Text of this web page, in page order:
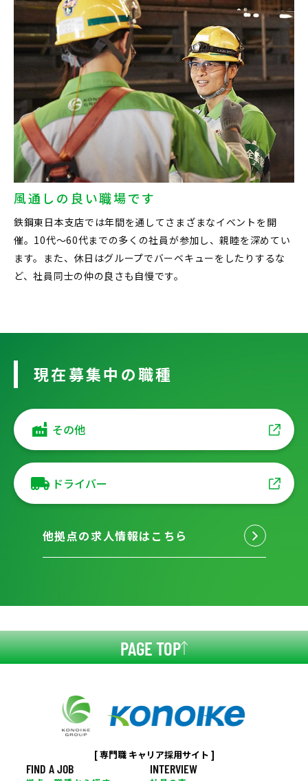
風通しの良い職場です
鉄鋼東日本支店では年間を通してさまざまなイベントを開
催。10代〜60代までの多くの社員が参加し、親睦を深めてい
ます。また、休日はグループでバーベキューをしたりするな
ど、社員同士の仲の良さも自慢です。
現在募集中の職種
その他
ドライバー
他拠点の求人情報はこちら
PAGE TOP
[ 専門職 キャリア採用サイト ]
FIND A JOB INTERVIEW